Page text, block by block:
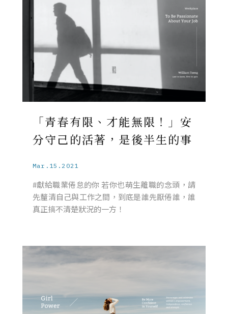
「青春有限、才能無限！」安
分守己的活著，是後半生的事
Mar.15.2021
#獻給職業倦怠的你 若你也萌生離職的念頭，請
先釐清自己與工作之間，到底是誰先厭倦誰，誰
真正搞不清楚狀況的一方！